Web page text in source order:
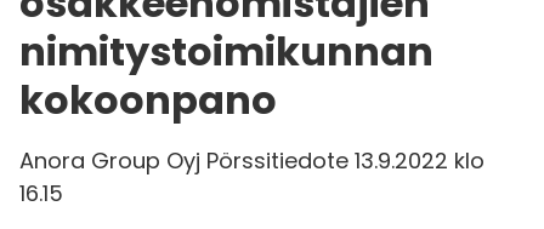
nimitystoimikunnan
kokoonpano
Anora Group Oyj Pörssitiedote 13.9.2022 klo
16.15